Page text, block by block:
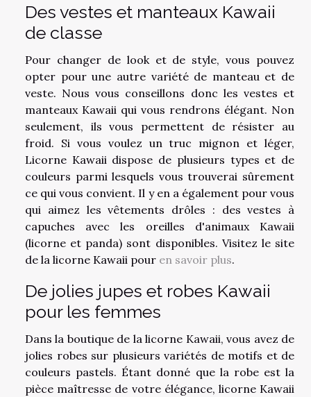
Des vestes et manteaux Kawaii
de classe
Pour changer de look et de style, vous pouvez
opter pour une autre variété de manteau et de
veste. Nous vous conseillons donc les vestes et
manteaux Kawaii qui vous rendrons élégant. Non
seulement, ils vous permettent de résister au
froid. Si vous voulez un truc mignon et léger,
Licorne Kawaii dispose de plusieurs types et de
couleurs parmi lesquels vous trouverai sûrement
ce qui vous convient. Il y en a également pour vous
qui aimez les vêtements drôles : des vestes à
capuches avec les oreilles d'animaux Kawaii
(licorne et panda) sont disponibles. Visitez le site
de la licorne Kawaii pour en savoir plus.
De jolies jupes et robes Kawaii
pour les femmes
Dans la boutique de la licorne Kawaii, vous avez de
jolies robes sur plusieurs variétés de motifs et de
couleurs pastels. Étant donné que la robe est la
pièce maîtresse de votre élégance, licorne Kawaii